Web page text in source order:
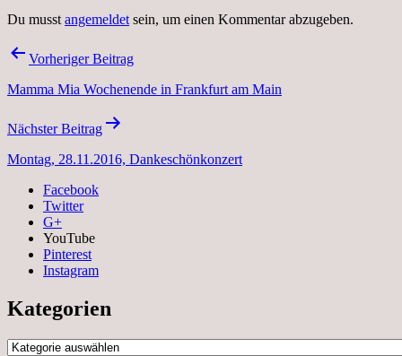
Du musstangemeldetsein, um einen Kommentar abzugeben.
Beitragsnavigation
Vorheriger Beitrag
Mamma Mia Wochenende in Frankfurt am Main
Nächster Beitrag
Montag, 28.11.2016, Dankeschönkonzert
Facebook
Twitter
G+
YouTube
Pinterest
Instagram
Kategorien
Kategorien